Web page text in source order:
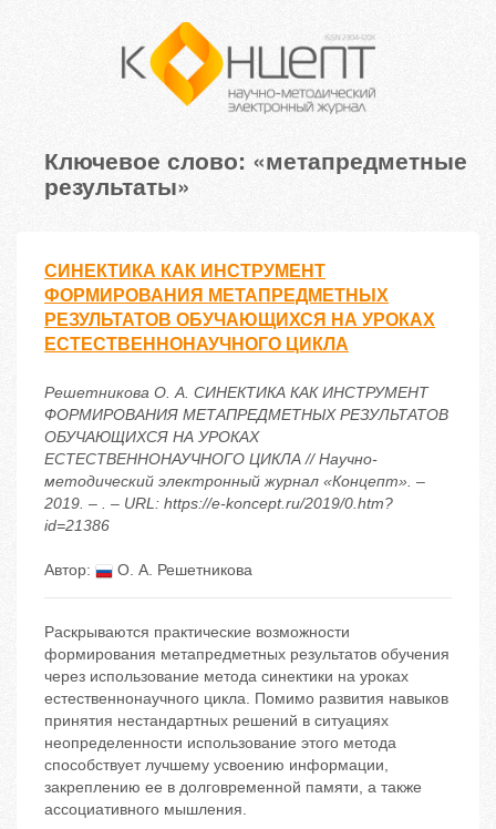
Ключевое слово: «метапредметные
результаты»
СИНЕКТИКА КАК ИНСТРУМЕНТ
ФОРМИРОВАНИЯ МЕТАПРЕДМЕТНЫХ
РЕЗУЛЬТАТОВ ОБУЧАЮЩИХСЯ НА УРОКАХ
ЕСТЕСТВЕННОНАУЧНОГО ЦИКЛА
Решетникова О. А. СИНЕКТИКА КАК ИНСТРУМЕНТ
ФОРМИРОВАНИЯ МЕТАПРЕДМЕТНЫХ РЕЗУЛЬТАТОВ
ОБУЧАЮЩИХСЯ НА УРОКАХ
ЕСТЕСТВЕННОНАУЧНОГО ЦИКЛА // Научно-
методический электронный журнал «Концепт». –
2019. – . – URL: https://e-koncept.ru/2019/0.htm?
id=21386
Автор: О. А. Решетникова
Раскрываются практические возможности
формирования метапредметных результатов обучения
через использование метода синектики на уроках
естественнонаучного цикла. Помимо развития навыков
принятия нестандартных решений в ситуациях
неопределенности использование этого метода
способствует лучшему усвоению информации,
закреплению ее в долговременной памяти, а также
ассоциативного мышления.